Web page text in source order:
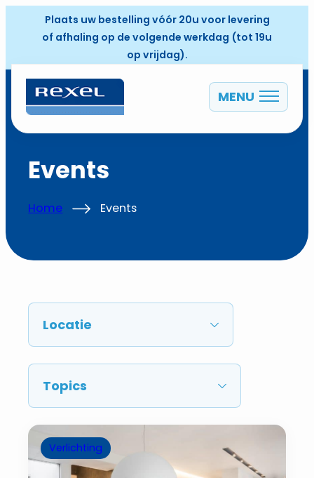
Plaats uw bestelling vóór 20u voor levering
of afhaling op de volgende werkdag (tot 19u
op vrijdag).
NL
MENU
Events
Home Events
Verlichting